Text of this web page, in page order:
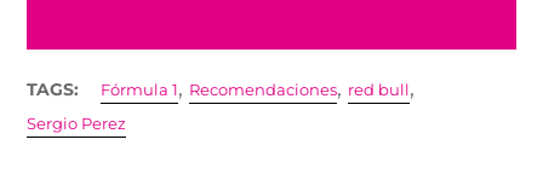
TAGS: Fórmula 1, Recomendaciones, red bull ,
Sergio Perez